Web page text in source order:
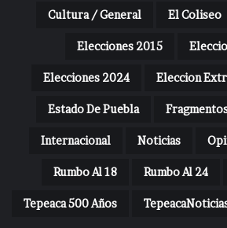
Cultura / General El Coliseo
Elecciones 2015
Elecciones 2024 Eleccion
Estado De Puebla
Internacional Noticias
Rumbo Al 18 Rumbo Al 24
Tepeaca 500 Años